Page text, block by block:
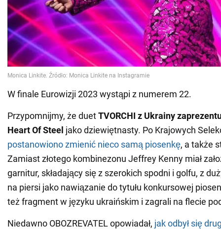
W finale Eurowizji 2023 wystąpi z numerem 22.
Przypomnijmy, że duetTVORCHI z Ukrainy
Heart Of Steel jako dziewiętnasty. Po Krajowych
postanowiono zmienić nieco samą piosenkę, a także
Zamiast złotego kombinezonu Jeffrey Kenny miał
garnitur, składający się z szerokich spodni i golfu, z
na piersi jako nawiązanie do tytułu konkursowej
też fragment w języku ukraińskim i zagrali na flecie
Niedawno OBOZREVATEL opowiadał, jak odbył się